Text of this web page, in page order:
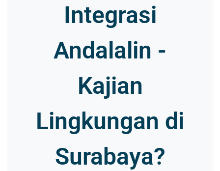
Integrasi
Andalalin -
Kajian
Lingkungan di
Surabaya?